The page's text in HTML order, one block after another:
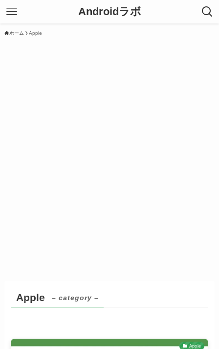
Androidラボ
ホーム Apple
Apple – category –
Apple